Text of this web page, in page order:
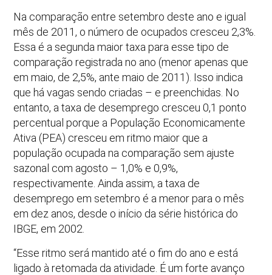
Na comparação entre setembro deste ano e igual
mês de 2011, o número de ocupados cresceu 2,3%.
Essa é a segunda maior taxa para esse tipo de
comparação registrada no ano (menor apenas que
em maio, de 2,5%, ante maio de 2011). Isso indica
que há vagas sendo criadas – e preenchidas. No
entanto, a taxa de desemprego cresceu 0,1 ponto
percentual porque a População Economicamente
Ativa (PEA) cresceu em ritmo maior que a
população ocupada na comparação sem ajuste
sazonal com agosto – 1,0% e 0,9%,
respectivamente. Ainda assim, a taxa de
desemprego em setembro é a menor para o mês
em dez anos, desde o início da série histórica do
IBGE, em 2002.
“Esse ritmo será mantido até o fim do ano e está
ligado à retomada da atividade. É um forte avanço